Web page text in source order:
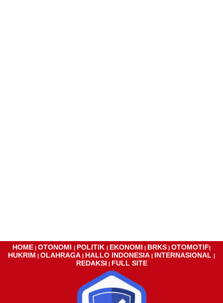
HOME OTONOMI POLITIK EKONOMI BRKS OTOMOTIF
HUKRIM OLAHRAGA HALLO INDONESIA INTERNASIONAL
REDAKSI FULL SITE